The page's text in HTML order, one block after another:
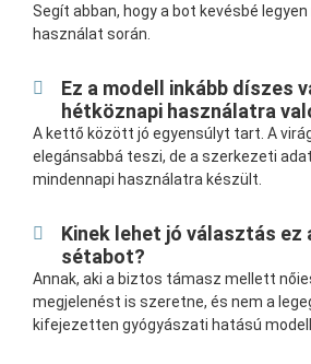
Segít abban, hogy a bot kevésbé
használat során.
Ez a modell inkább díszes
hétköznapi használatra
A kettő között jó egyensúlyt tart. A
elegánsabbá teszi, de a szerkezeti
mindennapi használatra készült.
Kinek lehet jó választás ez
sétabot?
Annak, aki a biztos támasz mellett
megjelenést is szeretne, és nem a
kifejezetten gyógyászati hatású